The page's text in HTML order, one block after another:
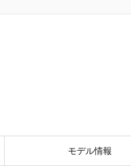
モデル情報